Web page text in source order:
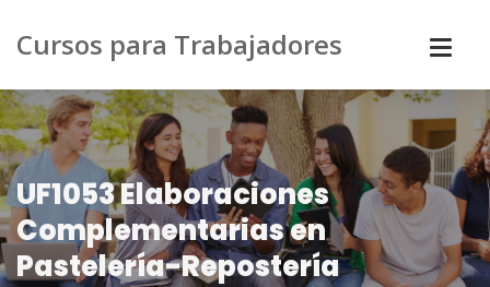
Cursos para Trabajadores
UF1053 Elaboraciones
Complementarias en
Pastelería-Repostería